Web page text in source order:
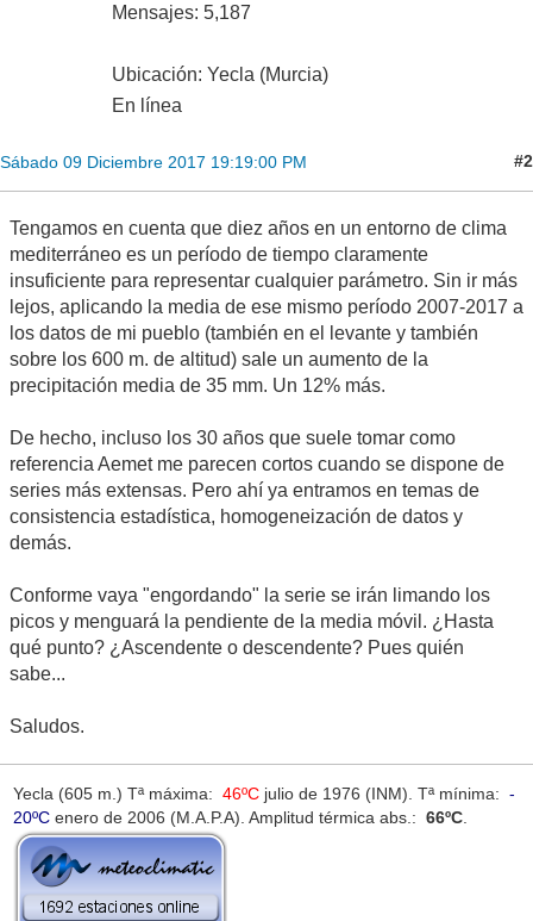
Mensajes: 5,187
Ubicación: Yecla (Murcia)
En línea
Sábado 09 Diciembre 2017 19:19:00 PM #2
Tengamos en cuenta que diez años en un entorno de clima
mediterráneo es un período de tiempo claramente
insuficiente para representar cualquier parámetro. Sin ir más
lejos, aplicando la media de ese mismo período 2007-2017 a
los datos de mi pueblo (también en el levante y también
sobre los 600 m. de altitud) sale un aumento de la
precipitación media de 35 mm. Un 12% más.
De hecho, incluso los 30 años que suele tomar como
referencia Aemet me parecen cortos cuando se dispone de
series más extensas. Pero ahí ya entramos en temas de
consistencia estadística, homogeneización de datos y
demás.
Conforme vaya "engordando" la serie se irán limando los
picos y menguará la pendiente de la media móvil. ¿Hasta
qué punto? ¿Ascendente o descendente? Pues quién
sabe...
Saludos.
Yecla (605 m.) Tª máxima: 46ºCjulio de 1976 (INM). Tª mínima: -
20ºCenero de 2006 (M.A.P.A). Amplitud térmica abs.: 66ºC.